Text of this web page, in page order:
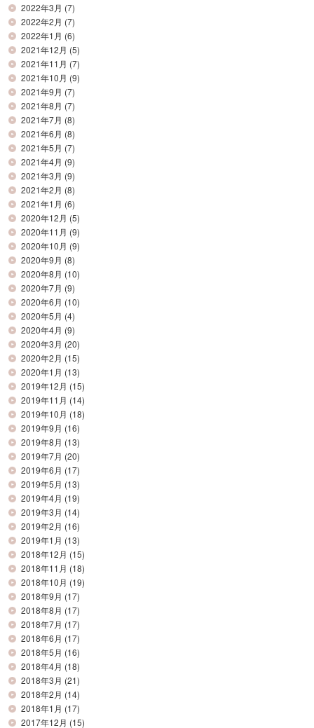
2022年3月 (7)
2022年2月 (7)
2022年1月 (6)
2021年12月 (5)
2021年11月 (7)
2021年10月 (9)
2021年9月 (7)
2021年8月 (7)
2021年7月 (8)
2021年6月 (8)
2021年5月 (7)
2021年4月 (9)
2021年3月 (9)
2021年2月 (8)
2021年1月 (6)
2020年12月 (5)
2020年11月 (9)
2020年10月 (9)
2020年9月 (8)
2020年8月 (10)
2020年7月 (9)
2020年6月 (10)
2020年5月 (4)
2020年4月 (9)
2020年3月 (20)
2020年2月 (15)
2020年1月 (13)
2019年12月 (15)
2019年11月 (14)
2019年10月 (18)
2019年9月 (16)
2019年8月 (13)
2019年7月 (20)
2019年6月 (17)
2019年5月 (13)
2019年4月 (19)
2019年3月 (14)
2019年2月 (16)
2019年1月 (13)
2018年12月 (15)
2018年11月 (18)
2018年10月 (19)
2018年9月 (17)
2018年8月 (17)
2018年7月 (17)
2018年6月 (17)
2018年5月 (16)
2018年4月 (18)
2018年3月 (21)
2018年2月 (14)
2018年1月 (17)
2017年12月 (15)